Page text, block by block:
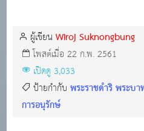
ผู้เขียนWiroj Suknongbung
โพสต์เมื่อ 22 ก.พ. 2561
เปิดดู 3,033
ป้ายกำกับพระราชดำริ พระบา
การอนุรักษ์